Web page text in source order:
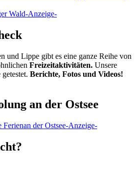
-Anzeige-
und Lippe gibt es eine ganze Reihe von
Freizeitaktivitäten. Unsere
Berichte, Fotos und Videos!
an der Ostsee
-Anzeige-